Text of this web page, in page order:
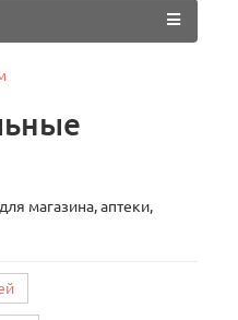
магазина, аптеки,